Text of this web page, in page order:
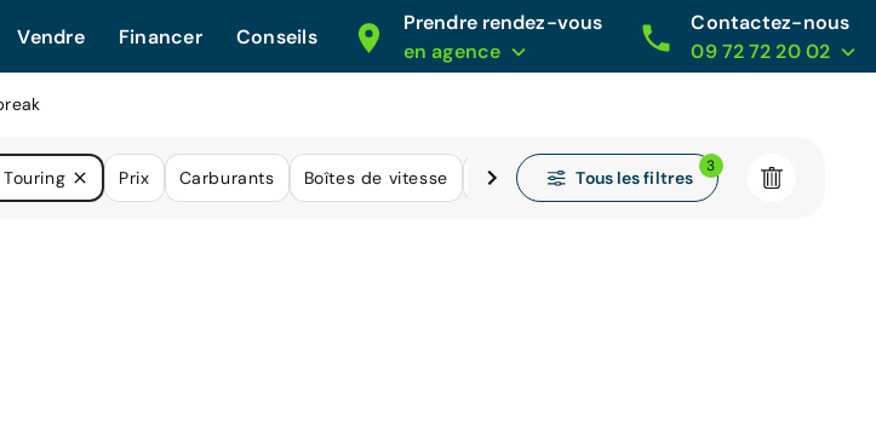
Vendre Financer Conseils
Prendre rendez-vous
en agence
Contactez-nous
09 72 72 20 02
Prix Carburants Boîtes de vitesse KilométrageTous les filtres
3